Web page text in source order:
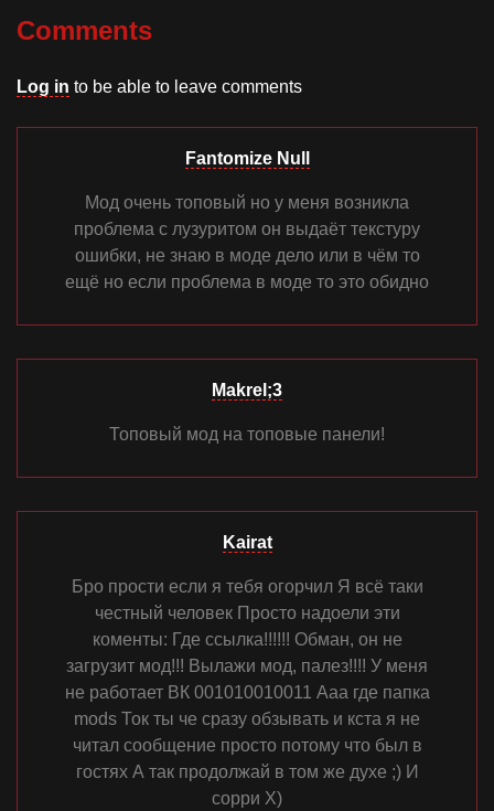
Comments
Log in to be able to leave comments
Fantomize Null
Мод очень топовый но у меня возникла
проблема с лузуритом он выдаёт текстуру
ошибки, не знаю в моде дело или в чём то
ещё но если проблема в моде то это обидно
Makrel;3
Топовый мод на топовые панели!
Kairat
Бро прости если я тебя огорчил Я всё таки
честный человек Просто надоели эти
коменты: Где ссылка!!!!!! Обман, он не
загрузит мод!!! Вылажи мод, палез!!!! У меня
не работает ВК 001010010011 Ааа где папка
mods Ток ты че сразу обзывать и кста я не
читал сообщение просто потому что был в
гостях А так продолжай в том же духе ;) И
сорри Х)